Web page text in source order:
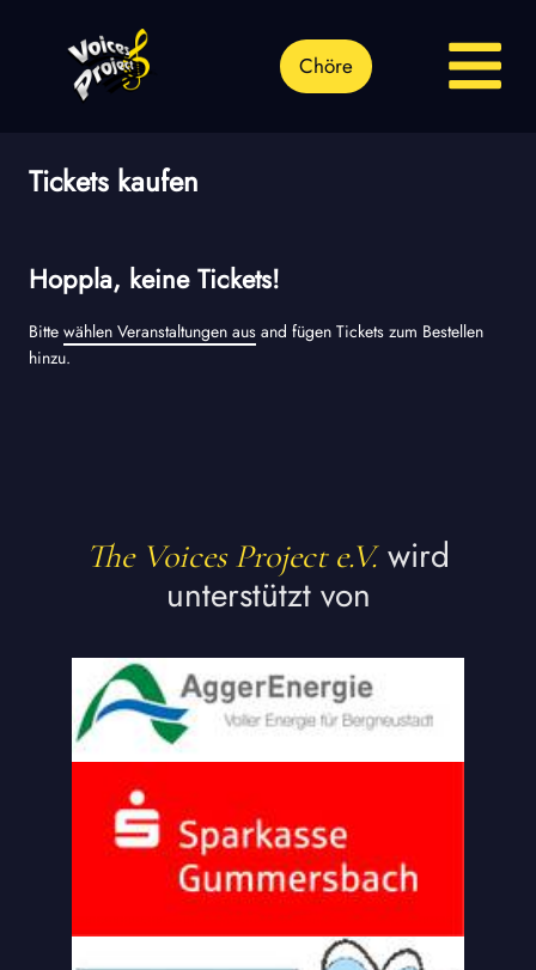
Chöre
Tickets kaufen
Hoppla, keine Tickets!
Bitte wählen Veranstaltungen aus and fügen Tickets zum Bestellen
hinzu.
The Voices Project e.V. wird
unterstützt von